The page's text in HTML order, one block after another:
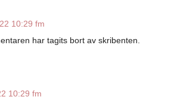
10:29 fm
har tagits bort av skribenten.
10:29 fm